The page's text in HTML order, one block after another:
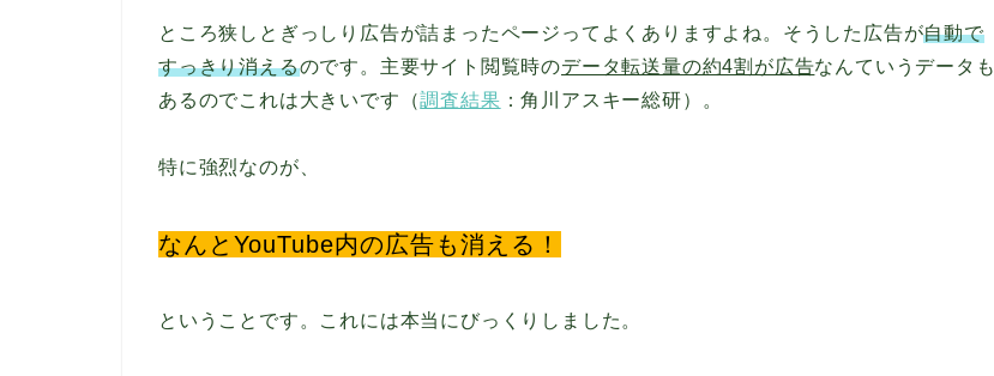
ところ狭しとぎっしり広告が詰まったページってよくありますよね。そうした広告が自動で
すっきり消えるのです。主要サイト閲覧時のデータ転送量の約4割が広告なんていうデータも
あるのでこれは大きいです（調査結果 ：角川アスキー総研）。
特に強烈なのが、
なんとYouTube内の広告も消える！
ということです。これには本当にびっくりしました。